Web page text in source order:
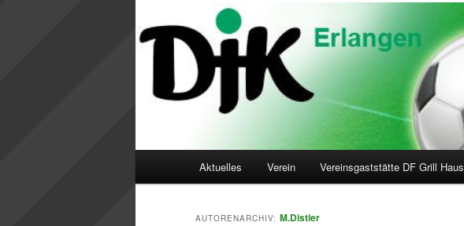
Aktuelles Verein Vereinsgaststätte DF Grill Haus
AUTORENARCHIV: M.Distler